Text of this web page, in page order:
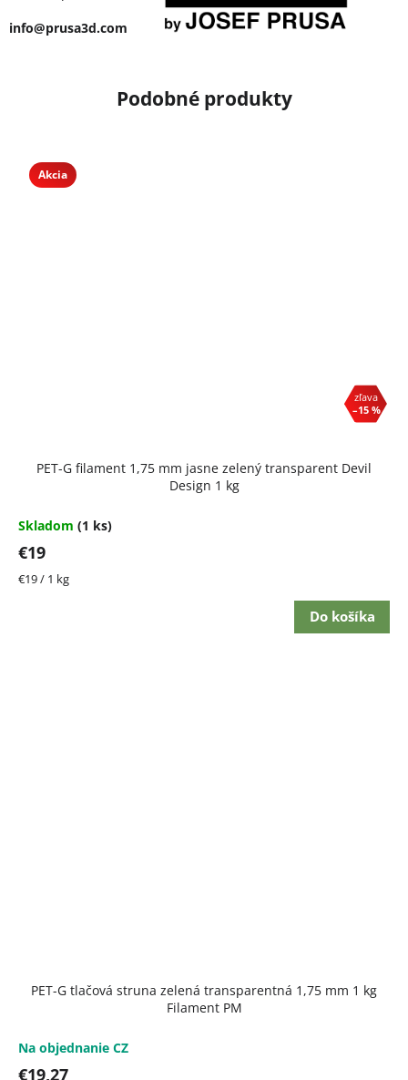
Akcia
–15 %
PET-G filament 1,75 mm jasne zelený transparent Devil
Design 1 kg
Skladom (1 ks)
€19
Jednotková
€19 / 1 kg
Do košíka
PET-G tlačová struna zelená transparentná 1,75 mm 1 kg
Filament PM
Na objednanie CZ
€19,27
info@prusa3d.com